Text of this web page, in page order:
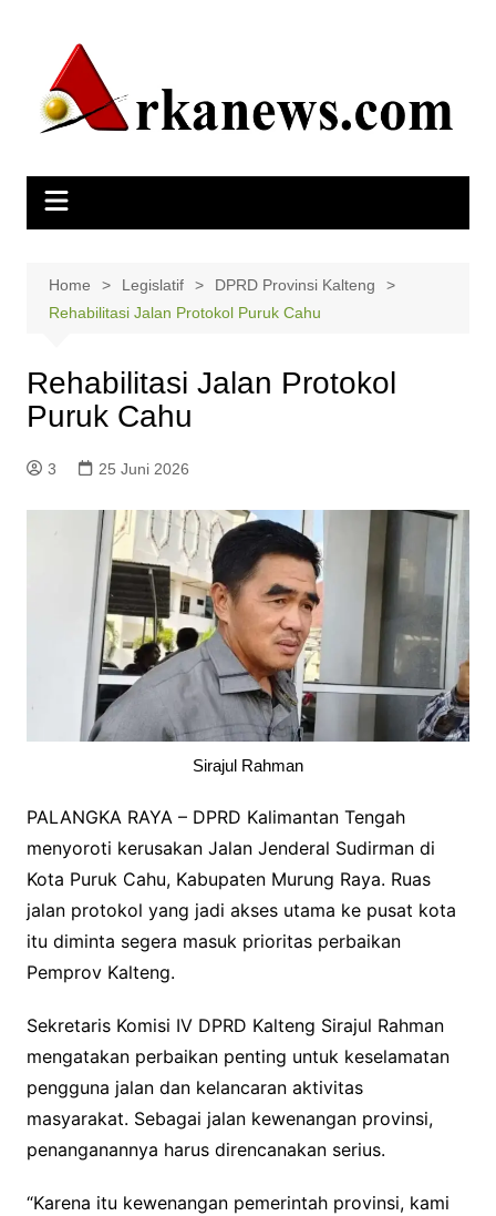
Home Legislatif
DPRD Provinsi Kalteng
Rehabilitasi Jalan Protokol Puruk Cahu
Rehabilitasi Jalan Protokol
Puruk Cahu
3 25 Juni 2026
Sirajul Rahman
PALANGKA RAYA – DPRD Kalimantan Tengah
menyoroti kerusakan Jalan Jenderal Sudirman di
Kota Puruk Cahu, Kabupaten Murung Raya. Ruas
jalan protokol yang jadi akses utama ke pusat kota
itu diminta segera masuk prioritas perbaikan
Pemprov Kalteng.
Sekretaris Komisi IV DPRD Kalteng Sirajul Rahman
mengatakan perbaikan penting untuk keselamatan
pengguna jalan dan kelancaran aktivitas
masyarakat. Sebagai jalan kewenangan provinsi,
penanganannya harus direncanakan serius.
“Karena itu kewenangan pemerintah provinsi, kami